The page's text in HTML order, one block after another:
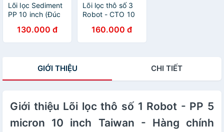
Lõi lọc Sediment
PP 10 inch (Đúc
Taiwan) - Hàng
chính hãng
130.000 đ
Lõi lọc thô số 3
Robot - CTO 10
Hàng chính hãng
160.000 đ
GIỚI THIỆU CHI TIẾT
Giới thiệu Lõi lọc thô số 1 Robot - PP 5
micron 10 inch Taiwan - Hàng chính